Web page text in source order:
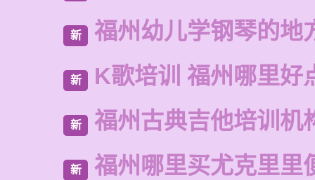
新 福州幼儿学钢琴的地
新 K歌培训 福州哪里好
新 福州古典吉他培训机
新 福州哪里买尤克里里